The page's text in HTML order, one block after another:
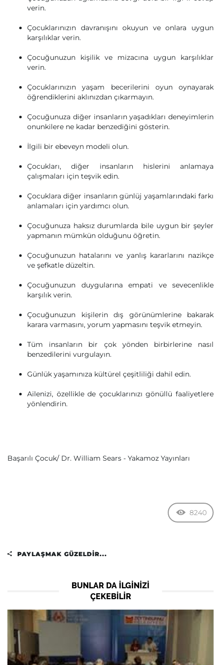
verin.
Çocuklarınızın davranışını okuyun ve onlara uygun
karşılıklar verin.
Çocuğunuzun kişilik ve mizacına uygun karşılıklar
verin.
Çocuklarınızın yaşam becerilerini oyun oynayarak
öğrendiklerini aklınızdan çıkarmayın.
Çocuğunuza diğer insanların yaşadıkları deneyimlerin
onunkilere ne kadar benzediğini gösterin.
İlgili bir ebeveyn modeli olun.
Çocukları, diğer insanların hislerini anlamaya
çalışmaları için teşvik edin.
Çocuklara diğer insanların günlüj yaşamlarındaki farkı
anlamaları için yardımcı olun.
Çocuğunuza haksız durumlarda bile uygun bir şeyler
yapmanın mümkün olduğunu öğretin.
Çocuğunuzun hatalarını ve yanlış kararlarını nazikçe
ve şefkatle düzeltin.
Çocuğunuzun duygularına empati ve sevecenlikle
karşılık verin.
Çocuğunuzun kişilerin dış görünümlerine bakarak
karara varmasını, yorum yapmasını teşvik etmeyin.
Tüm insanların bir çok yönden birbirlerine nasıl
benzedilerini vurgulayın.
Günlük yaşamınıza kültürel çeşitliliği dahil edin.
Ailenizi, özellikle de çocuklarınızı gönüllü faaliyetlere
yönlendirin.
Başarılı Çocuk/ Dr. William Sears - Yakamoz Yayınları
8240
PAYLAŞMAK GÜZELDIR...
BUNLAR DA ILGINIZI
ÇEKEBILIR